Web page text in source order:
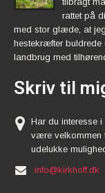
rattet på
med stor glæde, at
hestekræfter
landbrug med
Skriv til
Har du interesse
være velkommen
udelukke
info@kirkhoff.dk